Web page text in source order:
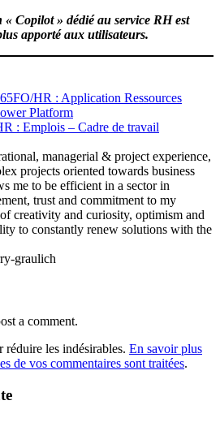
Copilot » dédié au service RH est
apporté aux utilisateurs.
HR : Application Ressources
Platform
: Emplois – Cadre de travail
managerial & project experience,
projects oriented towards business
me to be efficient in a sector in
trust and commitment to my
creativity and curiosity, optimism and
to constantly renew solutions with the
graulich
a comment.
les indésirables. En savoir plus
de vos commentaires sont traitées.